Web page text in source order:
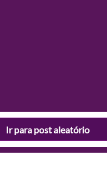
Ir para post aleatório